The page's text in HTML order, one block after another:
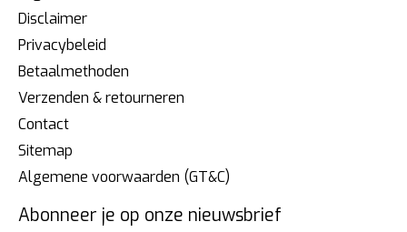
Disclaimer
Privacybeleid
Betaalmethoden
Verzenden & retourneren
Contact
Sitemap
Algemene voorwaarden (GT&C)
Abonneer je op onze nieuwsbrief